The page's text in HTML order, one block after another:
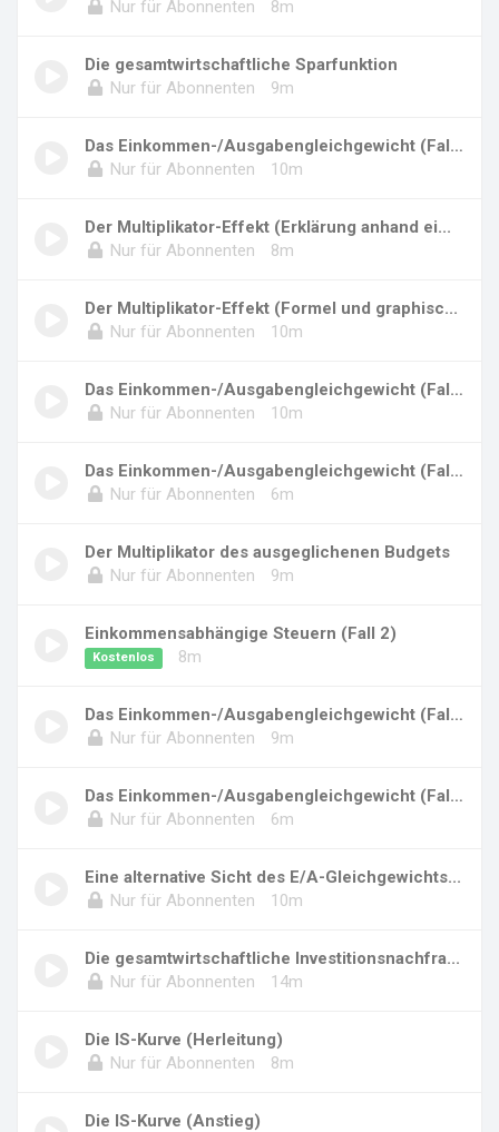
Nur für Abonnenten
8m
Die gesamtwirtschaftliche Sparfunktion
Nur für Abonnenten
9m
Das Einkommen-/Ausgabengleichgewicht (Fall 1)
Nur für Abonnenten
10m
Der Multiplikator-Effekt (Erklärung anhand ei...
Nur für Abonnenten
8m
Der Multiplikator-Effekt (Formel und graphisc...
Nur für Abonnenten
10m
Das Einkommen-/Ausgabengleichgewicht (Fall 1,...
Nur für Abonnenten
10m
Das Einkommen-/Ausgabengleichgewicht (Fall 1,...
Nur für Abonnenten
6m
Der Multiplikator des ausgeglichenen Budgets
Nur für Abonnenten
9m
Einkommensabhängige Steuern (Fall 2)
Kostenlos 8m
Das Einkommen-/Ausgabengleichgewicht (Fall 2,...
Nur für Abonnenten
9m
Das Einkommen-/Ausgabengleichgewicht (Fall 2,...
Nur für Abonnenten
6m
Eine alternative Sicht des E/A-Gleichgewichts...
Nur für Abonnenten
10m
Die gesamtwirtschaftliche Investitionsnachfra...
Nur für Abonnenten
14m
Die IS-Kurve (Herleitung)
Nur für Abonnenten
8m
Die IS-Kurve (Anstieg)